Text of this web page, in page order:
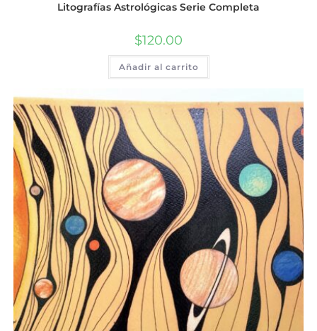
Litografías Astrológicas Serie Completa
$120.00
Añadir al carrito